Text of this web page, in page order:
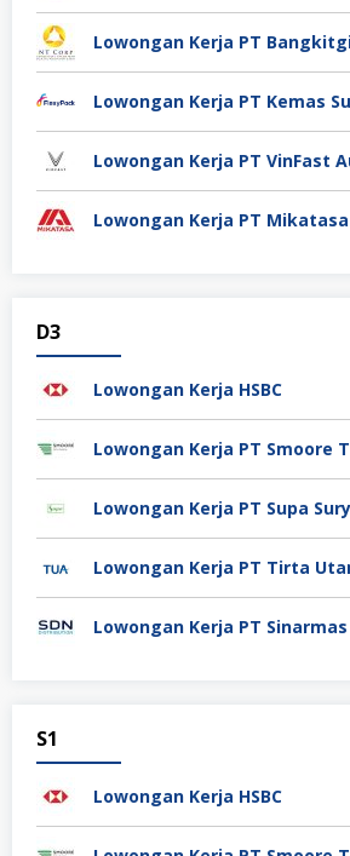
Lowongan Kerja PT
D3
Lowongan Kerja HSBC
Lowongan Kerja PT Supa
Lowongan Kerja PT Tirta
S1
Lowongan Kerja HSBC